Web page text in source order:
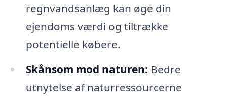
regnvandsanlæg kan øge din
ejendoms værdi og tiltrække
potentielle købere.
Skånsom mod naturen: Bedre
utnytelse af naturressourcerne